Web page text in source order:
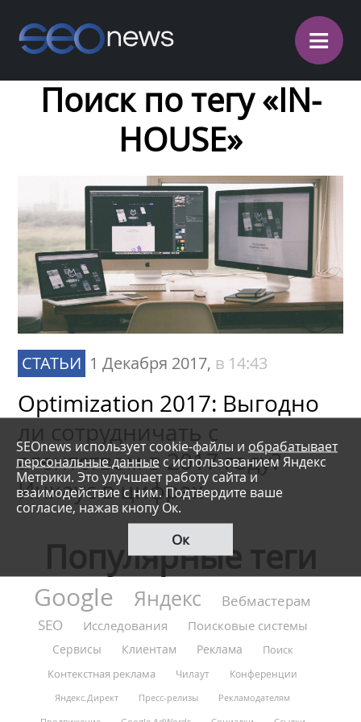
≡
Поиск по тегу «IN-
HOUSE»
СТАТЬИ 1 Декабря 2017, в 14:43
Optimization 2017: Выгодно
ли сотрудничать с
агентством в 2017 году?
Инхаус в цифрах
Популярные теги
Google Яндекс
Вебмастерам
SEO
Исследования Поисковые системы
Сервисы Клиентам Реклама
Поиск
Контекстная реклама
Чилаут Конференции
Яндекс.Директ Пресс-релизы
Рекламодателям
SEOnews использует cookie-файлы и обрабатывает
персональные данныес использованием Яндекс
Метрики. Это улучшает работу сайта и
взаимодействие с ним. Подтвердите ваше
согласие, нажав кнопу Ок.
Ок